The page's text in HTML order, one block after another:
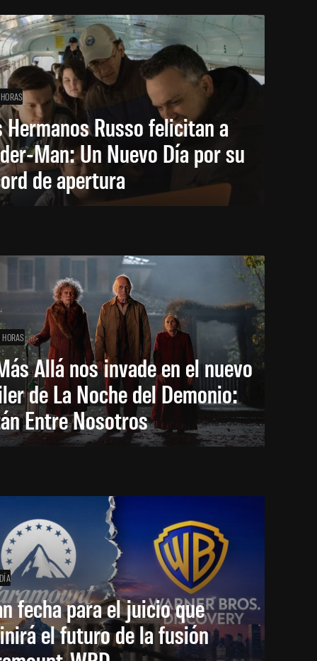
Hermanos Russo felicitan a
Man: Un Nuevo Día por su
de apertura
Allá nos invade en el nuevo
de La Noche del Demonio:
Entre Nosotros
fecha para el juicio que
el futuro de la fusión